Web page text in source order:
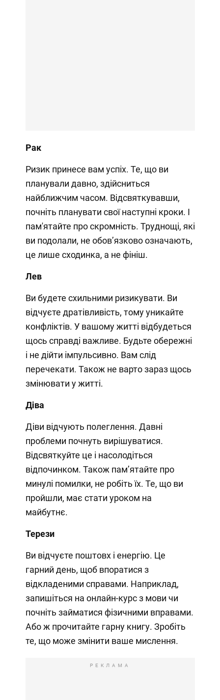
Рак
Ризик принесе вам успіх. Те, що ви
планували давно, здійсниться
найближчим часом. Відсвяткувавши,
почніть планувати свої наступні кроки. І
пам'ятайте про скромність. Труднощі, які
ви подолали, не обов’язково означають,
це лише сходинка, а не фініш.
Лев
Ви будете схильними ризикувати. Ви
відчуєте дратівливість, тому уникайте
конфліктів. У вашому житті відбудеться
щось справді важливе. Будьте обережні
і не дійти імпульсивно. Вам слід
перечекати. Також не варто зараз щось
змінювати у житті.
Діва
Діви відчують полеглення. Давні
проблеми почнуть вирішуватися.
Відсвяткуйте це і насолодіться
відпочинком. Також пам’ятайте про
минулі помилки, не робіть їх. Те, що ви
пройшли, має стати уроком на
майбутнє.
Терези
Ви відчуєте поштовх і енергію. Це
гарний день, щоб впоратися з
відкладеними справами. Наприклад,
запишіться на онлайн-курс з мови чи
почніть займатися фізичними вправами.
Або ж прочитайте гарну книгу. Зробіть
те, що може змінити ваше мислення.
РЕКЛАМА